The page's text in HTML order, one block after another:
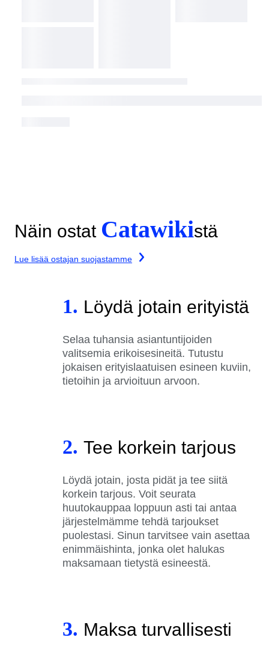
Näin ostat Catawikistä
Lue lisää ostajan suojastamme
1. Löydä jotain erityistä
Selaa tuhansia asiantuntijoiden
valitsemia erikoisesineitä. Tutustu
jokaisen erityislaatuisen esineen kuviin,
tietoihin ja arvioituun arvoon.
2. Tee korkein tarjous
Löydä jotain, josta pidät ja tee siitä
korkein tarjous. Voit seurata
huutokauppaa loppuun asti tai antaa
järjestelmämme tehdä tarjoukset
puolestasi. Sinun tarvitsee vain asettaa
enimmäishinta, jonka olet halukas
maksamaan tietystä esineestä.
3. Maksa turvallisesti